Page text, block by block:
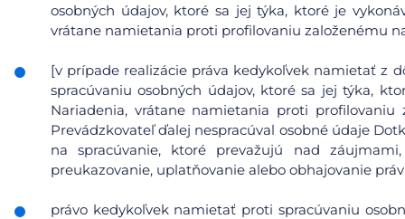
osobných údajov, ktoré sa jej týka, ktoré je
vrátane namietania proti profilovaniu založenému
[v prípade realizácie práva kedykoľvek namietať z
spracúvaniu osobných údajov, ktoré sa jej týka,
Nariadenia, vrátane namietania proti
Prevádzkovateľ ďalej nespracúval osobné údaje
na spracúvanie, ktoré prevažujú nad
preukazovanie, uplatňovanie alebo obhajovanie
právo kedykoľvek namietať proti spracúvaniu